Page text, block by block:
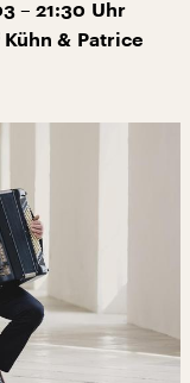
– 21:30 Uhr
& Patrice